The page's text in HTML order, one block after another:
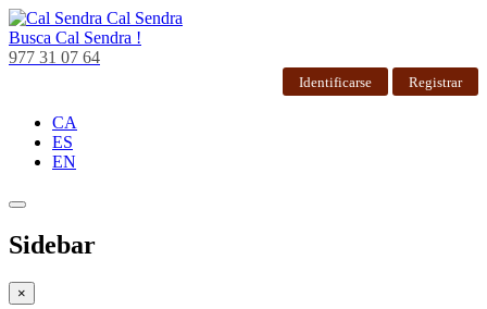
Cal Sendra
Busca Cal Sendra !
977 31 07 64
Identificarse Registrar
CA
ES
EN
Sidebar
×